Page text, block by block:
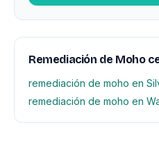
Remediación de Moho
remediación de moho en
remediación de moho en